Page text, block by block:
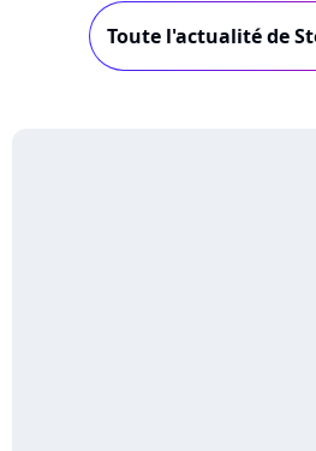
Toute l'actualité de